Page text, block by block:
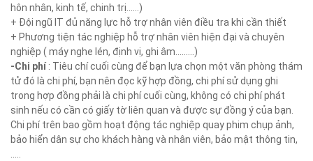
hôn nhân, kinh tế, chinh trị……)
+ Đội ngũ IT đủ năng lực hỗ trợ nhân viên điều tra khi cần thiết
+ Phương tiện tác nghiệp hỗ trợ nhân viên hiện đại và chuyên
nghiệp ( máy nghe lén, định vị, ghi âm………)
-Chi phí : Tiêu chí cuối cùng để bạn lựa chọn một văn phòng thám
tử đó là chi phí, bạn nên đọc kỹ hợp đồng, chi phí sử dụng ghi
trong hợp đồng phải là chi phí cuối cùng, không có chi phí phát
sinh nếu có cần có giấy tờ liên quan và được sự đồng ý của bạn.
Chi phí trên bao gồm hoạt động tác nghiệp quay phim chụp ảnh,
bảo hiển dân sự cho khách hàng và nhân viên, bảo mật thông tin,
…..